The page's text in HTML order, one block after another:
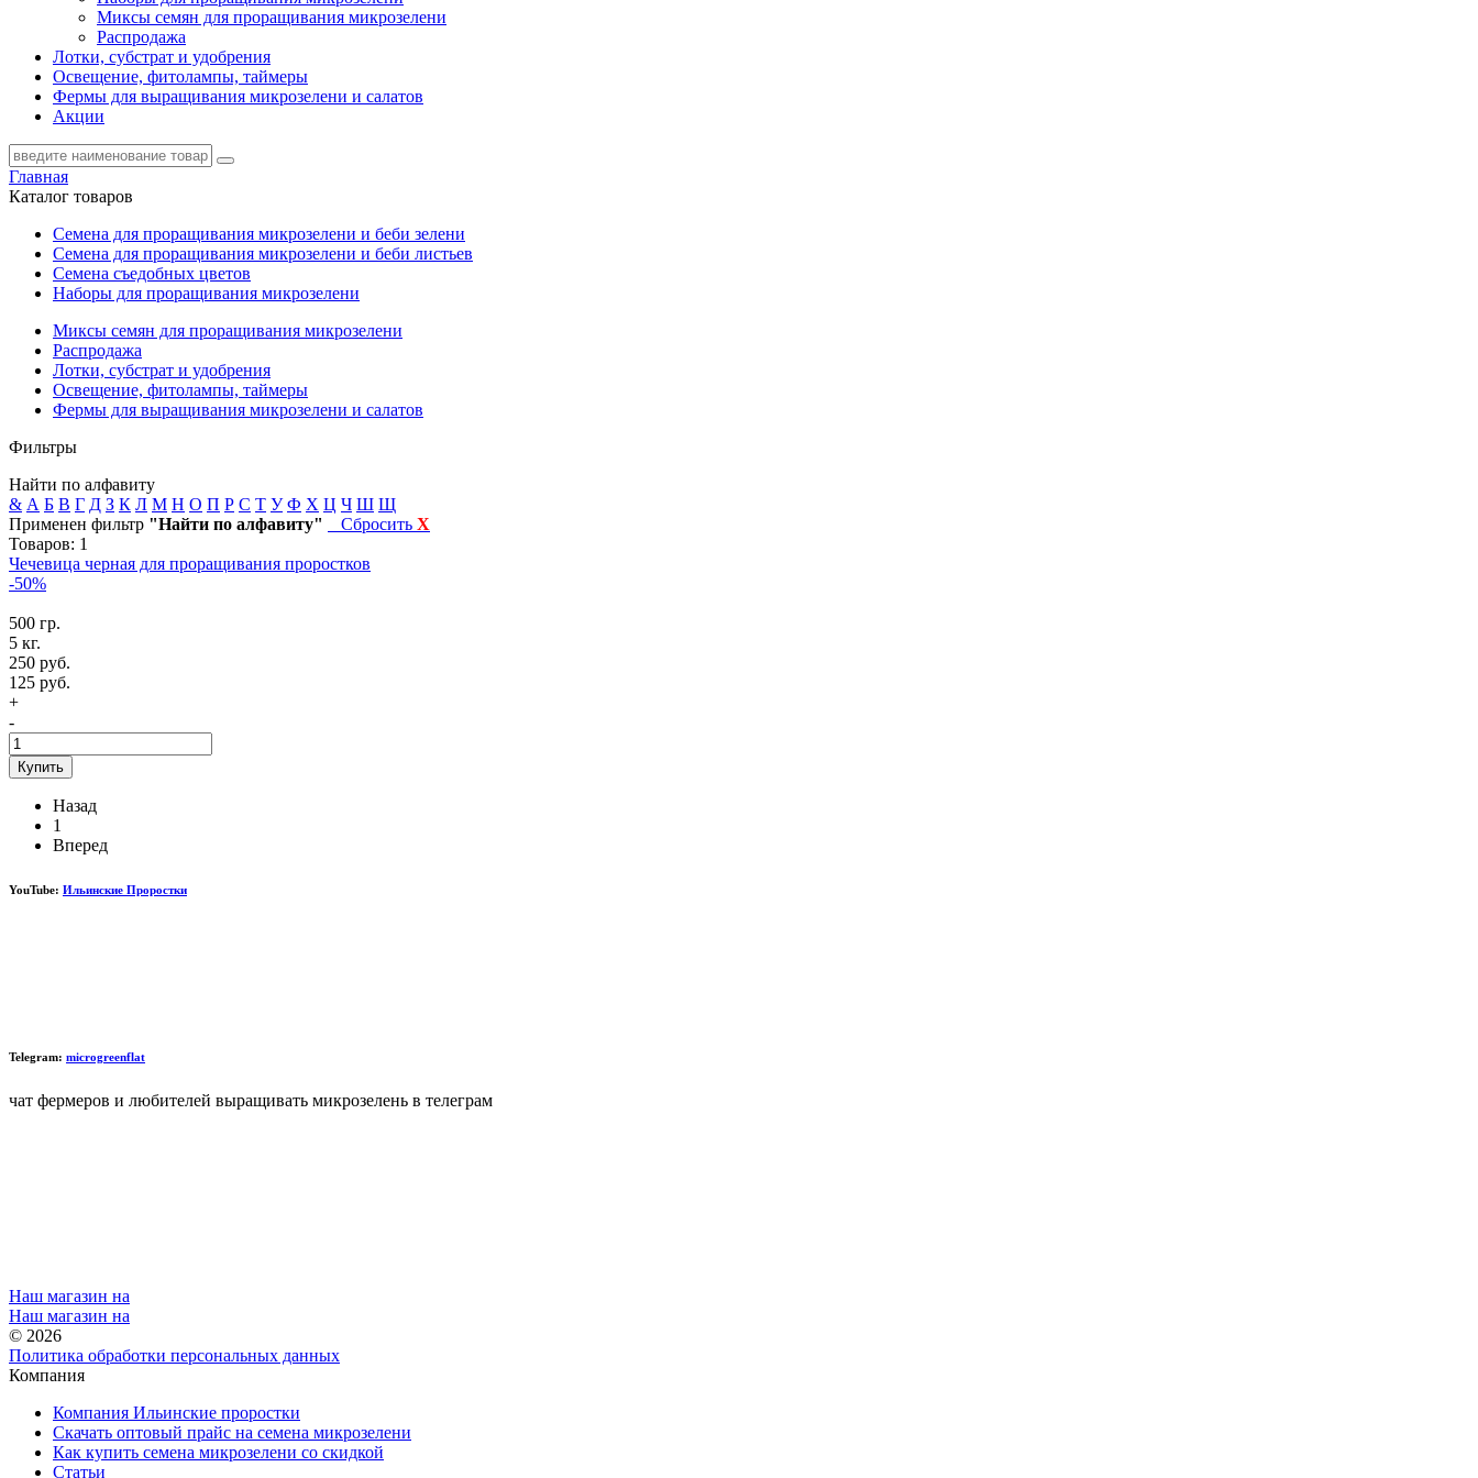
Миксы семян для проращивания микрозелени
Распродажа
Лотки, субстрат и удобрения
Освещение, фитолампы, таймеры
Фермы для выращивания микрозелени и салатов
Акции
Главная
Каталог товаров
Семена для проращивания микрозелени и беби зелени
Семена для проращивания микрозелени и беби листьев
Семена съедобных цветов
Наборы для проращивания микрозелени
Миксы семян для проращивания микрозелени
Распродажа
Лотки, субстрат и удобрения
Освещение, фитолампы, таймеры
Фермы для выращивания микрозелени и салатов
Фильтры
Найти по алфавиту
& А Б В Г Д З К Л М Н О П Р С Т У Ф Х Ц Ч Ш Щ
Применен фильтр "Найти по алфавиту" Сбросить X
Товаров: 1
Чечевица черная для проращивания проростков
-50%
500 гр.
5 кг.
250 руб.
125 руб.
+
-
Купить
Назад
1
Вперед
YouTube: Ильинские Проростки
Telegram: microgreenflat
чат фермеров и любителей выращивать микрозелень в телеграм
Наш магазин на
Наш магазин на
© 2026
Политика обработки персональных данных
Компания
Компания Ильинские проростки
Скачать оптовый прайс на семена микрозелени
Как купить семена микрозелени со скидкой
Статьи